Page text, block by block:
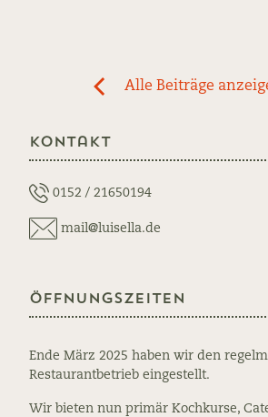
Trüffel
eingetroffen!
Alle Beiträge
Kontakt
0152 / 21650194
mail@luisella.de
Öffnungszeiten
Ende März 2025 haben wir den
Restaurantbetrieb eingestellt.
Wir bieten nun primär Kochkurse,